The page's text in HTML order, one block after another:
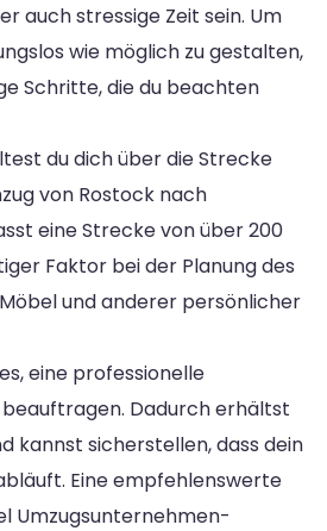
auch stressige Zeit sein. Um
wie möglich zu gestalten,
Schritte, die du beachten
du dich über die Strecke
von Rostock nach
eine Strecke von über 200
Faktor bei der Planung des
und anderer persönlicher
eine professionelle
beauftragen. Dadurch erhältst
kannst sicherstellen, dass dein
Eine empfehlenswerte
Umzugsunternehmen-